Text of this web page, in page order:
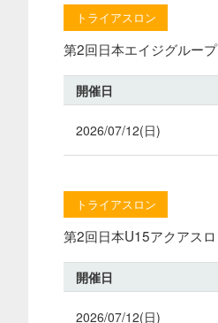
トライアスロン
第2回日本エイジグルー
開催日
2026/07/12(日)
トライアスロン
第2回日本U15アクアス
開催日
2026/07/12(日)